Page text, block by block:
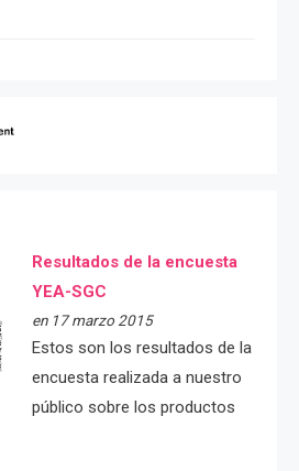
Resultados de la encuesta
YEA-SGC
en 17 marzo 2015
Estos son los resultados de la
encuesta realizada a nuestro
público sobre los productos